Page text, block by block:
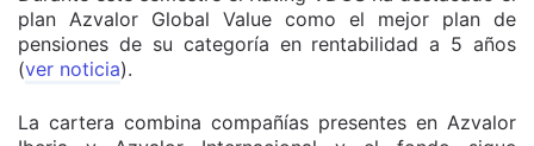
plan Azvalor Global Value como el mejor plan de
pensiones de su categoría en rentabilidad a 5 años
(ver noticia).
La cartera combina compañías presentes en Azvalor